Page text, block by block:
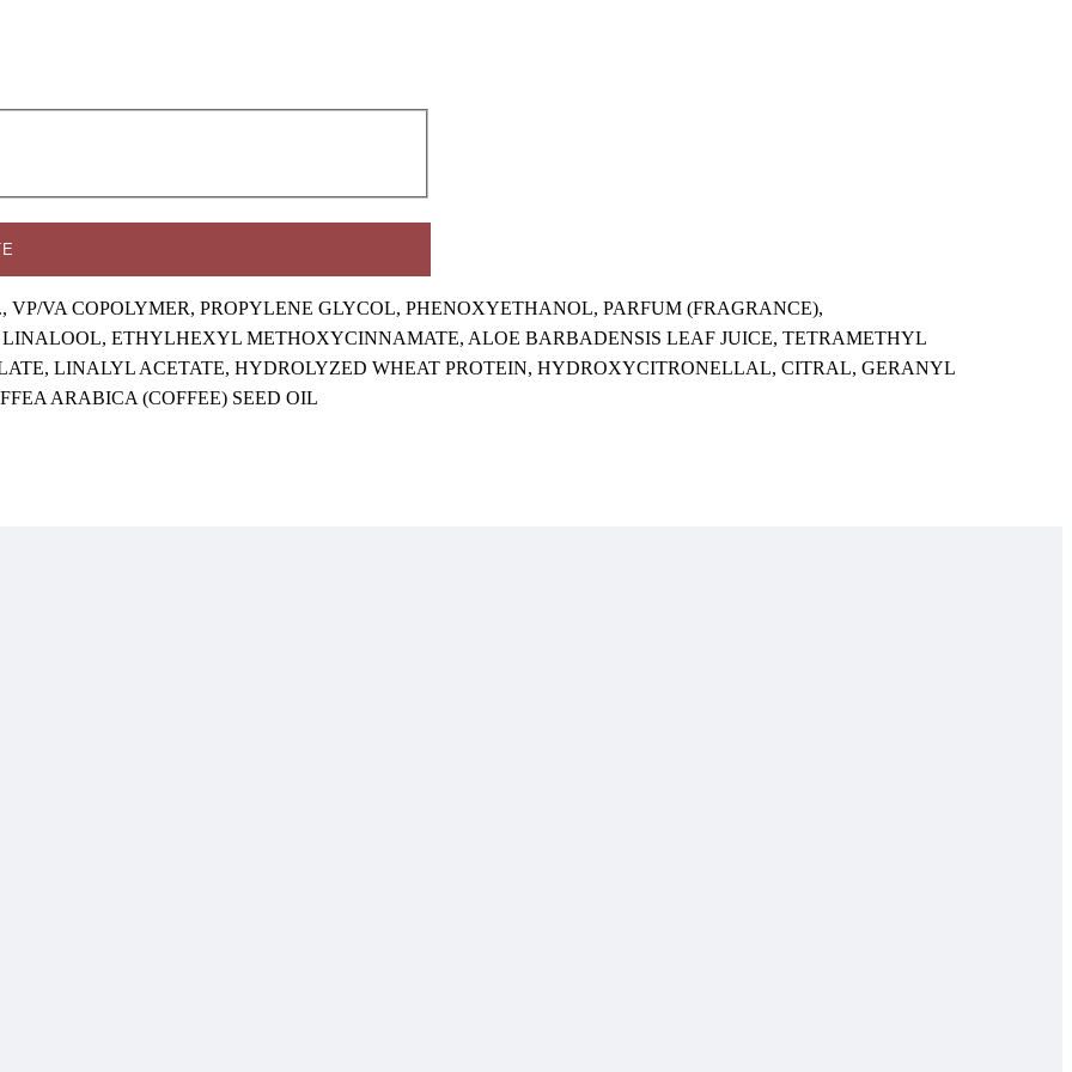
VP/VA COPOLYMER, PROPYLENE GLYCOL, PHENOXYETHANOL, PARFUM (FRAGRANCE),
ETHYLHEXYL METHOXYCINNAMATE, ALOE BARBADENSIS LEAF JUICE, TETRAMETHYL
LINALYL ACETATE, HYDROLYZED WHEAT PROTEIN, HYDROXYCITRONELLAL, CITRAL, GERANYL
ARABICA (COFFEE) SEED OIL